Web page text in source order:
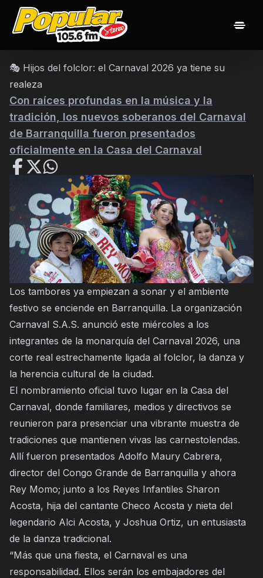
Inicio
Noticias
Las 20 popularisimas
Programación
🎭 Hijos del folclor: el Carnaval 2026 ya tiene su
realeza
Con raíces profundas en la música y la
tradición, los nuevos soberanos del Carnaval
de Barranquilla fueron presentados
oficialmente en la Casa del Carnaval
Los tambores ya empiezan a sonar y el ambiente
festivo se enciende en Barranquilla. La organización
Carnaval S.A.S. anunció este miércoles a los
integrantes de la monarquía del Carnaval 2026, una
corte real estrechamente ligada al folclor, la danza y
la herencia cultural de la ciudad.
El nombramiento oficial tuvo lugar en la Casa del
Carnaval, donde familiares, medios y directivos se
reunieron para presenciar una vibrante muestra de
tradiciones que mantienen vivas las carnestolendas.
Allí fueron presentados Adolfo Maury Cabrera,
director del Congo Grande de Barranquilla y ahora
Rey Momo; junto a los Reyes Infantiles Sharon
Acosta, hija del cantante Checo Acosta y nieta del
legendario Alci Acosta, y Joshua Ortiz, un entusiasta
de la danza tradicional.
“Más que una fiesta, el Carnaval es una
responsabilidad. Ellos serán los embajadores del